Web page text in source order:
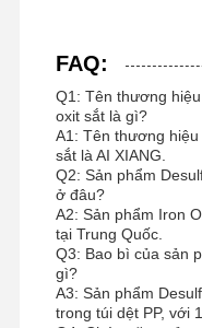
FAQ:
Q1: Tên thương
oxit sắt là gì?
A1: Tên thương
sắt là AI XIANG.
Q2: Sản phẩm
ở đâu?
A2: Sản phẩm Iron
tại Trung Quốc.
Q3: Bao bì của sản
gì?
A3: Sản phẩm
trong túi dệt PP, với